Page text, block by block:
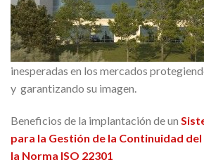
inesperadas en los mercados
y garantizando su imagen.
Beneficios de la implantación de un
para la Gestión de la Continuidad
la Norma ISO 22301